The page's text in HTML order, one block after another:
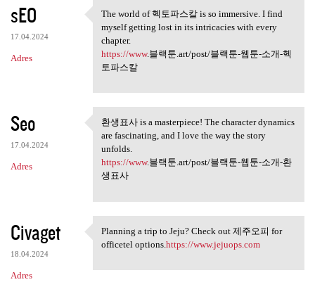
sEO
17.04.2024
Adres
The world of 헥토파스칼 is so
The world of 헥토파스칼 is so immersive. I find
myself getting lost in its intricacies with every
chapter.
https://www.블랙툰.art/post/블랙툰-웹툰-소개-헥
토파스칼
Seo
17.04.2024
Adres
환생표사 is a masterpiece! The
환생표사 is a masterpiece! The character dynamics
are fascinating, and I love the way the story
unfolds.
https://www.블랙툰.art/post/블랙툰-웹툰-소개-환
생표사
Civaget
18.04.2024
Adres
Planning a trip to Jeju?
Planning a trip to Jeju? Check out 제주오피 for
officetel options. https://www.jejuops.com